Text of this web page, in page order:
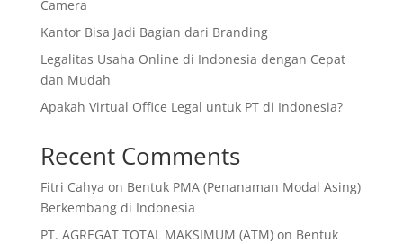
Camera
Kantor Bisa Jadi Bagian dari Branding
Legalitas Usaha Online di Indonesia dengan Cepat
dan Mudah
Apakah Virtual Office Legal untuk PT di Indonesia?
Recent Comments
Fitri Cahya on Bentuk PMA (Penanaman Modal Asing)
Berkembang di Indonesia
PT. AGREGAT TOTAL MAKSIMUM (ATM)on Bentuk